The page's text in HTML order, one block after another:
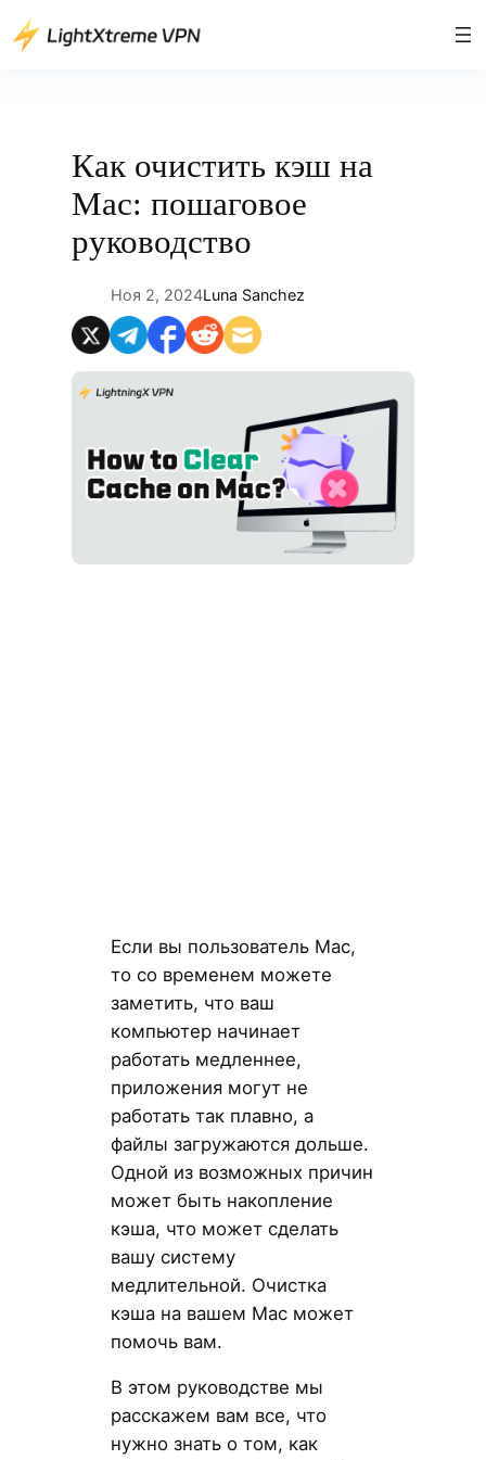
Перейти
Как очистить кэш на
Mac: пошаговое
руководство
Ноя 2, 2024Luna Sanchez
Если вы пользователь Mac,
то со временем можете
заметить, что ваш
компьютер начинает
работать медленнее,
приложения могут не
работать так плавно, а
файлы загружаются дольше.
Одной из возможных причин
может быть накопление
кэша, что может сделать
вашу систему
медлительной. Очистка
кэша на вашем Mac может
помочь вам.
В этом руководстве мы
расскажем вам все, что
нужно знать о том, как